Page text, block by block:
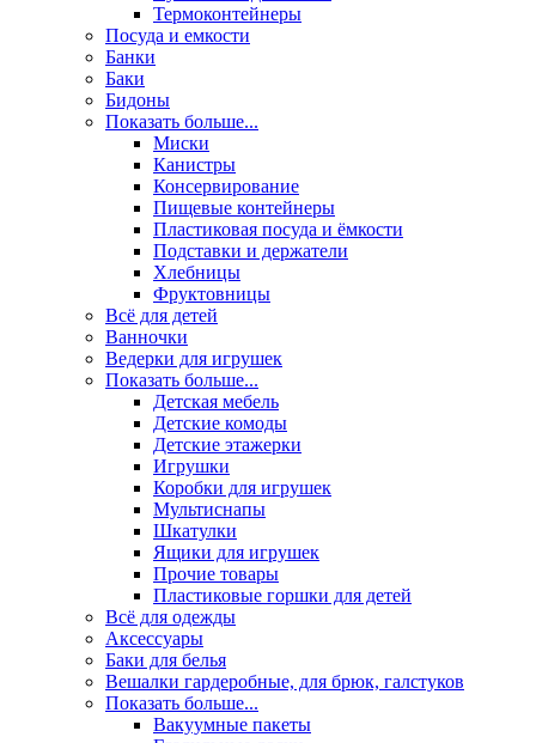
Термоконтейнеры
Посуда и емкости
Банки
Баки
Бидоны
Показать больше...
Миски
Канистры
Консервирование
Пищевые контейнеры
Пластиковая посуда и ёмкости
Подставки и держатели
Хлебницы
Фруктовницы
Всё для детей
Ванночки
Ведерки для игрушек
Показать больше...
Детская мебель
Детские комоды
Детские этажерки
Игрушки
Коробки для игрушек
Мультиснапы
Шкатулки
Ящики для игрушек
Прочие товары
Пластиковые горшки для детей
Всё для одежды
Аксессуары
Баки для белья
Вешалки гардеробные, для брюк, галстуков
Показать больше...
Вакуумные пакеты